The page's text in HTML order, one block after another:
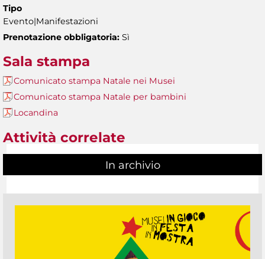
Tipo
Evento|Manifestazioni
Prenotazione obbligatoria: Sì
Sala stampa
Comunicato stampa Natale nei Musei
Comunicato stampa Natale per bambini
Locandina
Attività correlate
In archivio